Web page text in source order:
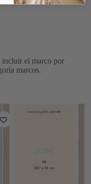
incluir el marco por
marcos.